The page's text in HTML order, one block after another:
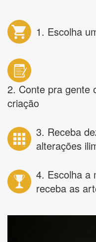
1. Escolha
2. Conte pra gente
criação
3. Receba
alterações
4. Escolha a
receba as